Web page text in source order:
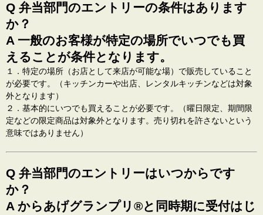
Q 弁当部門のエントリーの条件はあります
か？
A 一般のお客様が特定の場所でいつでも買
えることが条件となります。
１．特定の場所（お店として来店が可能な場）で販売していること
が必要です。（キッチンカーや出店、レンタルキッチンなどは対象
外となります）
２．基本的にいつでも買えることが必要です。（曜日限定、期間限
定などの限定商品は対象外となります。売り切れを許さないという
意味ではありません）
Q 弁当部門のエントリーはいつからです
か？
A からあげグランプリ®️と同時期に受付はじ